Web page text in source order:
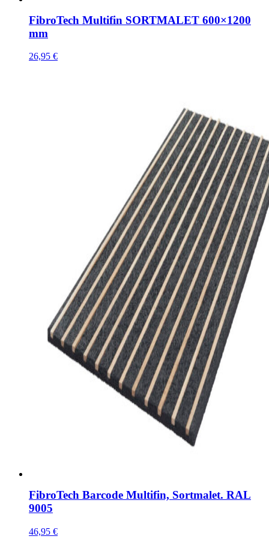
FibroTech Multifin SORTMALET 600×1200
mm
26,95 €
FibroTech Barcode Multifin, Sortmalet. RAL
9005
46,95 €